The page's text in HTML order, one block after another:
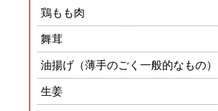
鶏もも肉
舞茸
油揚げ（薄手のごく一般的なもの）
生姜